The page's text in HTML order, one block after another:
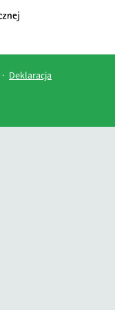
· Deklaracja